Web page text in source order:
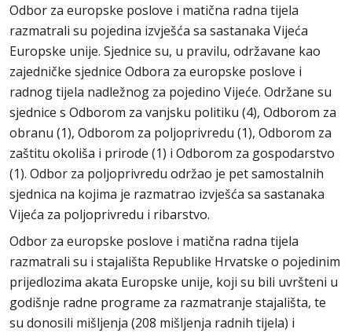
Odbor za europske poslove i matična radna tijela
razmatrali su pojedina izvješća sa sastanaka Vijeća
Europske unije. Sjednice su, u pravilu, održavane kao
zajedničke sjednice Odbora za europske poslove i
radnog tijela nadležnog za pojedino Vijeće. Održane su
sjednice s Odborom za vanjsku politiku (4), Odborom za
obranu (1), Odborom za poljoprivredu (1), Odborom za
zaštitu okoliša i prirode (1) i Odborom za gospodarstvo
(1). Odbor za poljoprivredu održao je pet samostalnih
sjednica na kojima je razmatrao izvješća sa sastanaka
Vijeća za poljoprivredu i ribarstvo.
Odbor za europske poslove i matična radna tijela
razmatrali su i stajališta Republike Hrvatske o pojedinim
prijedlozima akata Europske unije, koji su bili uvršteni u
godišnje radne programe za razmatranje stajališta, te
su donosili mišljenja (208 mišljenja radnih tijela) i